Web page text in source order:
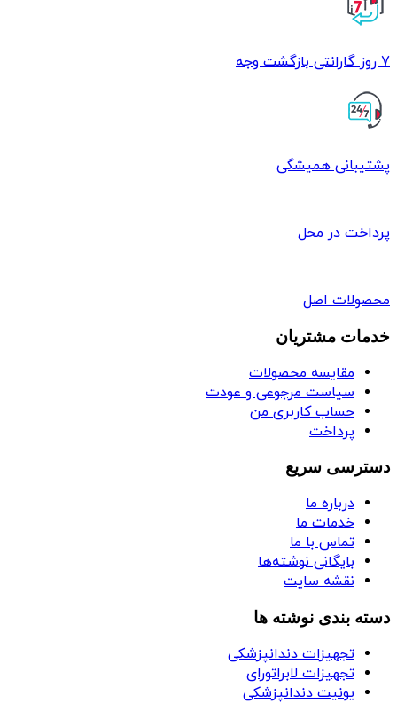
7 روز گارانتی بازگشت وجه
پشتیبانی همیشگی
پرداخت در محل
محصولات اصل
خدمات مشتریان
مقایسه محصولات
سیاست مرجوعی و عودت
حساب کاربری من
پرداخت
دسترسی سریع
درباره ما
خدمات ما
تماس با ما
بایگانی نوشته‌ها
نقشه سایت
دسته بندی نوشته ها
تجهیزات دندانپزشکی
تجهیزات لابراتورای
یونیت دندانپزشکی